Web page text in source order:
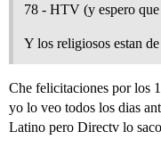
78 - HTV (y espero
Y los religiosos estan
Che felicitaciones por los
yo lo veo todos los dias
Latino pero Directv lo